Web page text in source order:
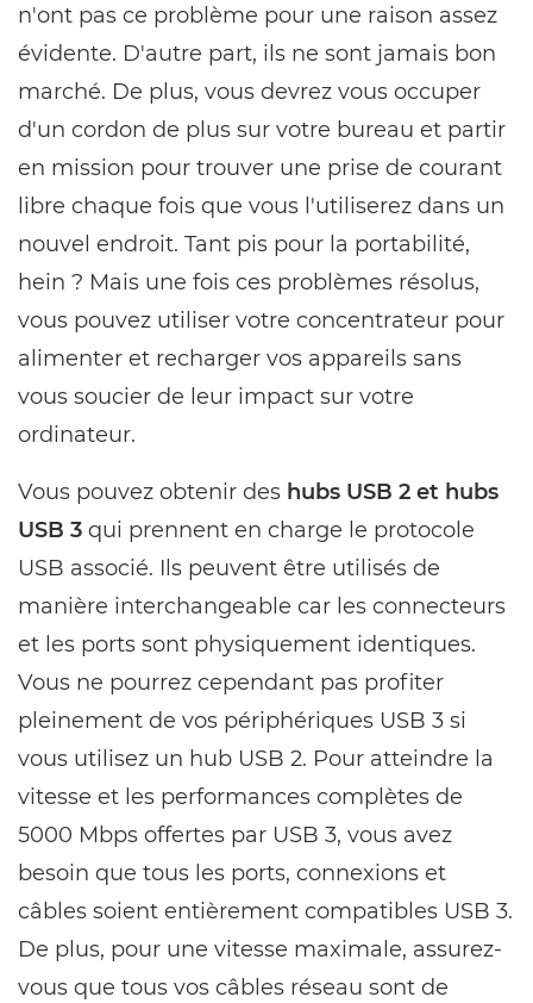
n'ont pas ce problème pour une raison assez
évidente. D'autre part, ils ne sont jamais bon
marché. De plus, vous devrez vous occuper
d'un cordon de plus sur votre bureau et partir
en mission pour trouver une prise de courant
libre chaque fois que vous l'utiliserez dans un
nouvel endroit. Tant pis pour la portabilité,
hein ? Mais une fois ces problèmes résolus,
vous pouvez utiliser votre concentrateur pour
alimenter et recharger vos appareils sans
vous soucier de leur impact sur votre
ordinateur.
Vous pouvez obtenir des hubs USB 2 et hubs
USB 3 qui prennent en charge le protocole
USB associé. Ils peuvent être utilisés de
manière interchangeable car les connecteurs
et les ports sont physiquement identiques.
Vous ne pourrez cependant pas profiter
pleinement de vos périphériques USB 3 si
vous utilisez un hub USB 2. Pour atteindre la
vitesse et les performances complètes de
5000 Mbps offertes par USB 3, vous avez
besoin que tous les ports, connexions et
câbles soient entièrement compatibles USB 3.
De plus, pour une vitesse maximale, assurez-
vous que tous vos câbles réseau sont de